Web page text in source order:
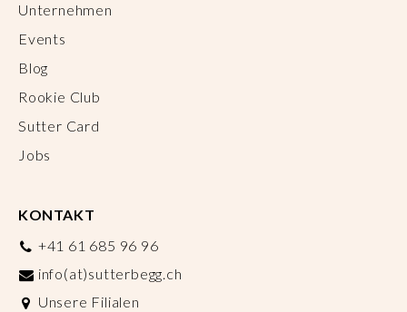
Unternehmen
Events
Blog
Rookie Club
Sutter Card
Jobs
KONTAKT
+41 61 685 96 96
info(at)sutterbegg.ch
Unsere Filialen